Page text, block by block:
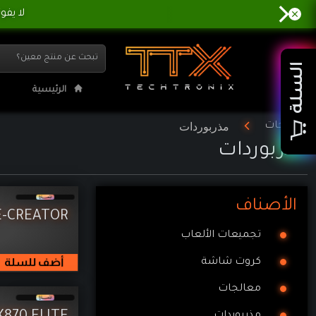
لا يفوتك خصصم 4% لو
مذربوردات | تي تي
الرئيسية السلة
المنتجات مذربوردات
مذربوردات
الأصناف
تجميعات الألعاب
كروت شاشة
معالجات
أضف للسلة